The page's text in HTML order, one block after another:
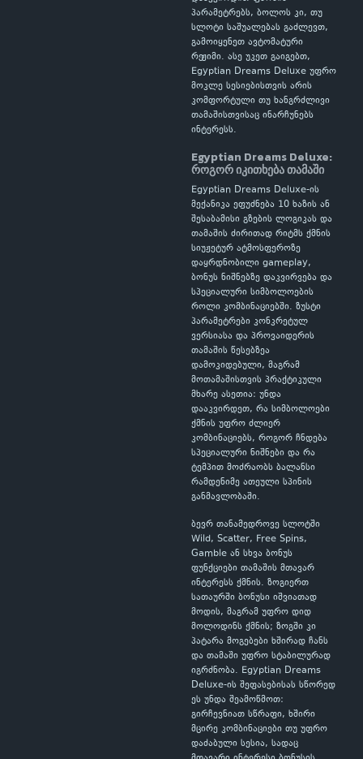
პარამეტრებს, ბოლოს კი, თუ
სლოტი საშუალებას გაძლევთ,
გამოიყენეთ ავტომატური
რეჟიმი. ასე უკეთ გაიგებთ,
Egyptian Dreams Deluxe უფრო
მოკლე სესიებისთვის არის
კომფორტული თუ ხანგრძლივი
თამაშისთვისაც ინარჩუნებს
ინტერესს.
Egyptian Dreams Deluxe:
როგორ იკითხება თამაში
Egyptian Dreams Deluxe-ის
მექანიკა ეფუძნება 10 ხაზის ან
შესაბამისი გზების ლოგიკას და
თამაშის ძირითად რიტმს ქმნის
სიუჟეტურ ატმოსფეროზე
დაყრდნობილი gameplay,
ბონუს ნიშნებზე დაკვირვება და
სპეციალური სიმბოლოების
როლი კომბინაციებში. ზუსტი
პარამეტრები კონკრეტულ
ვერსიასა და პროვაიდერის
თამაშის წესებზეა
დამოკიდებული, მაგრამ
მოთამაშისთვის პრაქტიკული
მხარე ასეთია: უნდა
დააკვირდეთ, რა სიმბოლოები
ქმნის უფრო ძლიერ
კომბინაციებს, როგორ ჩნდება
სპეციალური ნიშნები და რა
ტემპით მოძრაობს ბალანსი
რამდენიმე ათეული სპინის
განმავლობაში.
ბევრ თანამედროვე სლოტში
Wild, Scatter, Free Spins,
Gamble ან სხვა ბონუს
ფუნქციები თამაშის მთავარ
ინტერესს ქმნის. ზოგიერთ
სათაურში ბონუსი იშვიათად
მოდის, მაგრამ უფრო დიდ
მოლოდინს ქმნის; ზოგში კი
პატარა მოგებები ხშირად ჩანს
და თამაში უფრო სტაბილურად
იგრძნობა. Egyptian Dreams
Deluxe-ის შეფასებისას სწორედ
ეს უნდა შეამოწმოთ:
გირჩევნიათ სწრაფი, ხშირი
მცირე კომბინაციები თუ უფრო
დაძაბული სესია, სადაც